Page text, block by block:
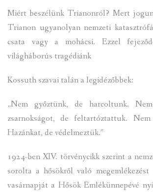
Miért beszélünk Trianonról? Mert
Trianon ugyanolyan nemzeti
csata vagy a mohácsi. Ezzel
világháborús tragédiánk
Kossuth szavai talán a legidézőbbek:
„Nem győztünk, de harcoltunk.
zsarnokságot, de feltartóztattuk.
Hazánkat, de védelmeztük.”
1924-ben XIV. törvénycikk szerint a
sorolta a hősökről való
vasárnapját a Hősök Emlékünnepévé